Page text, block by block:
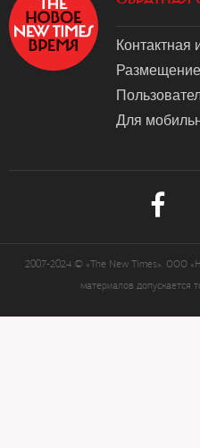
Для
2007-2024 © «The New Times». ООО
материалов допускается